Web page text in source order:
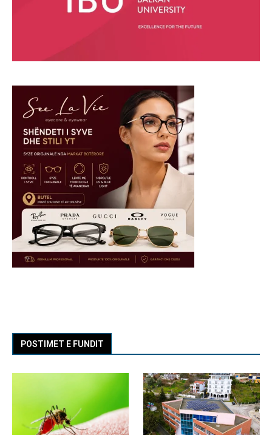
POSTIMET E FUNDIT